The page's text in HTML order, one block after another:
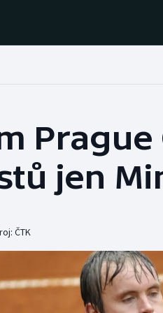
Baseball a softbal
Basketbal
Boby a skeleton
Box
Prague
jen
ČTK